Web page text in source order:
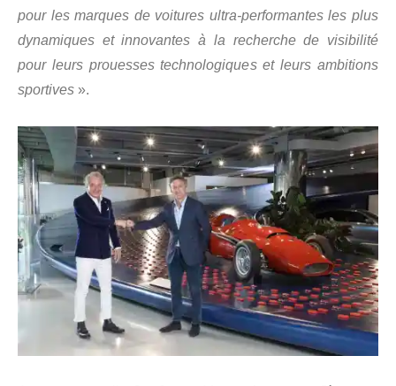
pour les marques de voitures ultra-performantes les plus
dynamiques et innovantes à la recherche de visibilité
pour leurs prouesses technologiques et leurs ambitions
sportives ».